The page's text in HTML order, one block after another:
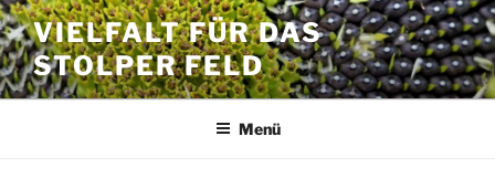
Zum
Inhalt
springen
VIELFALT FÜR DAS
STOLPER FELD
Menü